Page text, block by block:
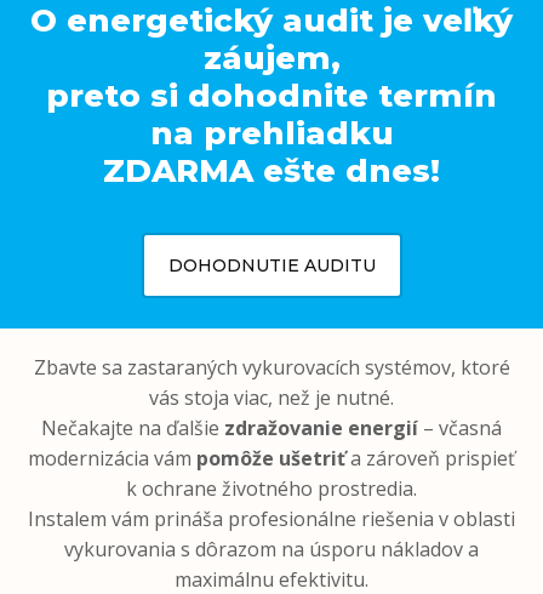
O energetický audit je veľký
záujem,
preto si dohodnite termín
na prehliadku
ZDARMA ešte dnes!
DOHODNUTIE AUDITU
Zbavte sa zastaraných vykurovacích systémov, ktoré
vás stoja viac, než je nutné.
Nečakajte na ďalšie zdražovanie energií – včasná
modernizácia vám pomôže ušetriťa zároveň prispieť
k ochrane životného prostredia.
Instalem vám prináša profesionálne riešenia v oblasti
vykurovania s dôrazom na úsporu nákladov a
maximálnu efektivitu.